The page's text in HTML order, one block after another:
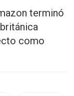
terminó
como